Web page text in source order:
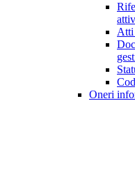
Atti
Oneri